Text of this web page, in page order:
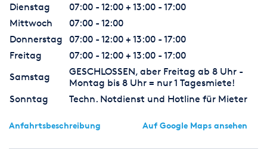
Dienstag
07:00 - 12:00 + 13:00 - 17:00
Mittwoch
07:00 - 12:00
Donnerstag
07:00 - 12:00 + 13:00 - 17:00
Freitag
07:00 - 12:00 + 13:00 - 17:00
Samstag
GESCHLOSSEN, aber Freitag ab 8 Uhr -
Montag bis 8 Uhr = nur 1 Tagesmiete!
Sonntag
Techn. Notdienst und Hotline für Mieter
Anfahrtsbeschreibung Auf Google Maps ansehen